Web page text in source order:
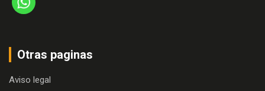
Otras paginas
Aviso legal